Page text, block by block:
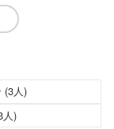
(3人)
人)